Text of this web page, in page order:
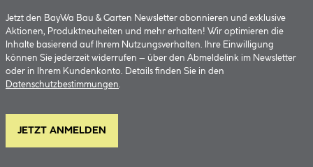
Jetzt den BayWa Bau & Garten Newsletter abonnieren und exklusive
Aktionen, Produktneuheiten und mehr erhalten! Wir optimieren die
Inhalte basierend auf Ihrem Nutzungsverhalten. Ihre Einwilligung
können Sie jederzeit widerrufen – über den Abmeldelink im Newsletter
oder in Ihrem Kundenkonto. Details finden Sie in den
Datenschutzbestimmungen.
JETZT ANMELDEN